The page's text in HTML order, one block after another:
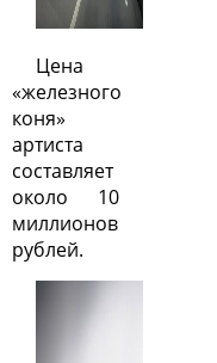
Цена
«железного
коня»
артиста
составляет
около 10
миллионов
рублей.